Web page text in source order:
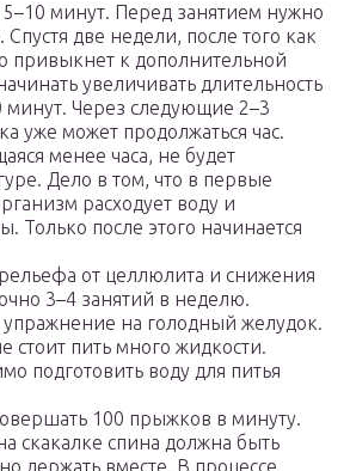
минут. Перед занятием нужно
Спустя две недели, после того как
привыкнет к дополнительной
увеличивать длительность
минут. Через следующие 2–3
уже может продолжаться час.
менее часа, не будет
Дело в том, что в первые
расходует воду и
Только после этого начинается
от целлюлита и снижения
3–4 занятий в неделю.
на голодный желудок.
стоит пить много жидкости.
подготовить воду для питья
100 прыжков в минуту.
скакалке спина должна быть
держать вместе. В процессе